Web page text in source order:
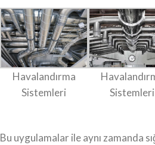
Havalandırma
Sistemleri
Sistemleri
Bu uygulamalar ile aynı zamanda